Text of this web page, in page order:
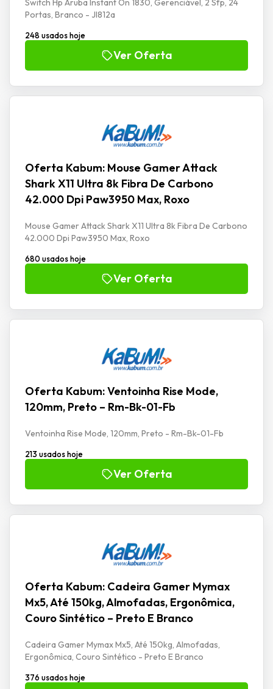
Switch Hp Aruba Instant On 1830, Gerenciável, 2 Sfp, 24
Portas, Branco - Jl812a
248 usados hoje
Ver Oferta
Oferta Kabum: Mouse Gamer Attack
Shark X11 Ultra 8k Fibra De Carbono
42.000 Dpi Paw3950 Max, Roxo
Mouse Gamer Attack Shark X11 Ultra 8k Fibra De Carbono
42.000 Dpi Paw3950 Max, Roxo
680 usados hoje
Ver Oferta
Oferta Kabum: Ventoinha Rise Mode,
120mm, Preto – Rm-Bk-01-Fb
Ventoinha Rise Mode, 120mm, Preto - Rm-Bk-01-Fb
213 usados hoje
Ver Oferta
Oferta Kabum: Cadeira Gamer Mymax
Mx5, Até 150kg, Almofadas, Ergonômica,
Couro Sintético – Preto E Branco
Cadeira Gamer Mymax Mx5, Até 150kg, Almofadas,
Ergonômica, Couro Sintético - Preto E Branco
376 usados hoje